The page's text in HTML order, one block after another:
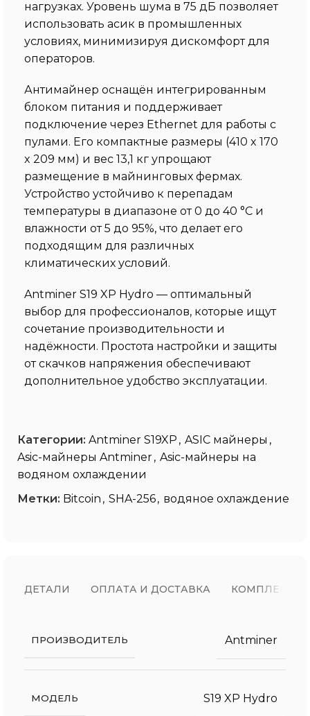
нагрузках. Уровень шума в 75 дБ позволяет
использовать асик в промышленных
условиях, минимизируя дискомфорт для
операторов.
Антимайнер оснащён интегрированным
блоком питания и поддерживает
подключение через Ethernet для работы с
пулами. Его компактные размеры (410 x 170
x 209 мм) и вес 13,1 кг упрощают
размещение в майнинговых фермах.
Устройство устойчиво к перепадам
температуры в диапазоне от 0 до 40 °С и
влажности от 5 до 95%, что делает его
подходящим для различных
климатических условий.
Antminer S19 XP Hydro — оптимальный
выбор для профессионалов, которые ищут
сочетание производительности и
надёжности. Простота настройки и защиты
от скачков напряжения обеспечивают
дополнительное удобство эксплуатации.
Категории: Antminer S19XP , ASIC майнеры ,
Asic-майнеры Antminer, Asic-майнеры на
водяном охлаждении
Метки: Bitcoin , SHA-256, водяное охлаждение
ДЕТАЛИ ОПЛАТА И ДОСТАВКА КОМПЛЕКТ
ПРОИЗВОДИТЕЛЬ Antminer
МОДЕЛЬ S19 XP Hydro